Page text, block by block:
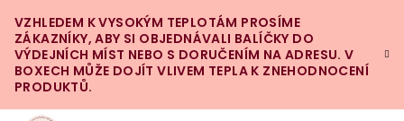
na
obsah
VZHLEDEM K VYSOKÝM TEPLOTÁM PROSÍME
ZÁKAZNÍKY, ABY SI OBJEDNÁVALI BALÍČKY DO
VÝDEJNÍCH MÍST NEBO S DORUČENÍM NA ADRESU. V
BOXECH MŮŽE DOJÍT VLIVEM TEPLA K ZNEHODNOCENÍ
PRODUKTŮ.